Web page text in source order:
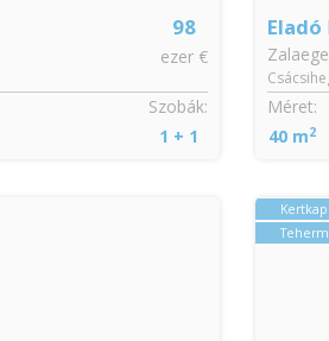
98
ezer €
Szobák:
1 + 1
Eladó
Méret:
40 m2